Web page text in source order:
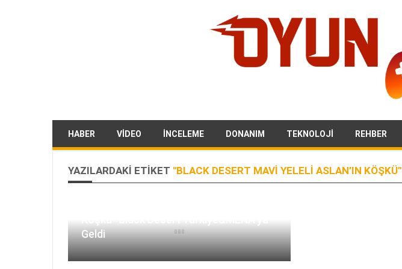
HABER VIDEO İNCELEME DONANIM TEKNOLOJI REHBER
YAZILARDAKI ETIKET "BLACK DESERT MAVI YELELI ASLAN’IN KÖŞKÜ"
Geldi